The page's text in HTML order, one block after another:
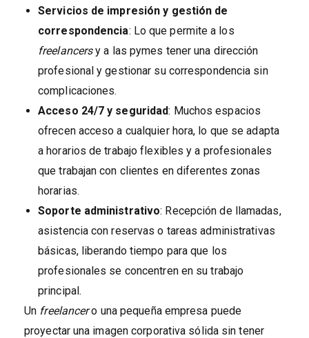
Servicios de impresión y gestión de
correspondencia: Lo que permite a los
freelancersy a las pymes tener una dirección
profesional y gestionar su correspondencia sin
complicaciones.
Acceso 24/7 y seguridad: Muchos espacios
ofrecen acceso a cualquier hora, lo que se adapta
a horarios de trabajo flexibles y a profesionales
que trabajan con clientes en diferentes zonas
horarias.
Soporte administrativo: Recepción de llamadas,
asistencia con reservas o tareas administrativas
básicas, liberando tiempo para que los
profesionales se concentren en su trabajo
principal.
Un freelancero una pequeña empresa puede
proyectar una imagen corporativa sólida sin tener